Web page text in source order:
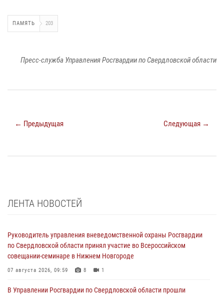
ПАМЯТЬ 203
Пресс-служба Управления Росгвардии по Свердловской области
← Предыдущая Следующая →
ЛЕНТА НОВОСТЕЙ
Руководитель управления вневедомственной охраны Росгвардии
по Свердловской области принял участие во Всероссийском
совещании-семинаре в Нижнем Новгороде
07 августа 2026, 09:59 8 1
В Управлении Росгвардии по Свердловской области прошли